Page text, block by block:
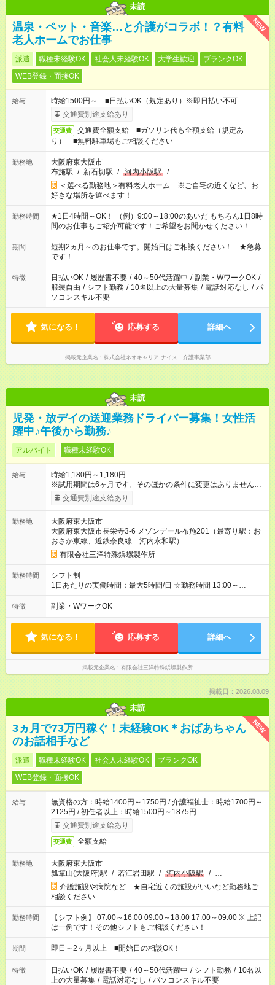
未読
NEW
温泉・ペット・音楽…と介護がコラボ！？有料
老人ホームでお仕事
派遣 職種未経験OK 社会人未経験OK 大学生歓迎
ブランクOK
WEB登録・面接OK
給与
時給1500円～ ■日払いOK（規定あり）※即日払い不可
交通費別途支給あり
交通費
交通費全額支給 ■ガソリン代も全額支給（規定あ
り） ■無料駐車場もご相談ください
勤務地
大阪府東大阪市
布施駅 / 新石切駅 / 河内小阪駅 / …
＜選べる勤務地＞有料老人ホーム ※ご自宅の近くなど、お
好きな場所を選べます！
勤務時間
★1日4時間～OK！ （例）9:00～18:00のあいだ もちろん1日8時
間のお仕事もご紹介可能です！ご希望をお聞かせください！★家
庭の都合でお休みが必要な場合も遠慮なくご相談ください。 ※
週最低15時間以上の勤務が必要です
期間
短期2ヵ月～のお仕事です。開始日はご相談ください！ ★急募
です！
特徴 日払いOK / 履歴書不要 / 40～50代活躍中 / 副業・WワークOK /
服装自由 / シフト勤務 / 10名以上の大量募集 / 電話対応なし / パ
ソコンスキル不要
気になる！ 応募する 詳細へ
掲載元企業名 株式会社ネオキャリア ナイス！介護事業部
未読
児発・放デイの送迎業務ドライバー募集！女性活
躍中♪午後から勤務♪
アルバイト 職種未経験OK
給与
時給1,180円～1,180円
※試用期間は6ヶ月です。そのほかの条件に変更はありません。
【試用期間】試用期間あり 試用期間の長さ：6ヶ月 雇用形態、
給与は本採用時と同じです。
交通費別途支給あり
勤務地
大阪府東大阪市
大阪府東大阪市長栄寺3-6 メゾンデール布施201（最寄り駅：お
おさか東線、近鉄奈良線 河内永和駅）
有限会社三洋特殊鋲螺製作所
勤務時間
シフト制
1日あたりの実働時間：最大5時間/日 ☆勤務時間 13:00～
18:00、週3日～5日入れる方 ・勤務時間・勤務曜日相談可能
特徴 副業・WワークOK
気になる！ 応募する 詳細へ
掲載元企業名 有限会社三洋特殊鋲螺製作所
掲載日：2026.08.09
未読
NEW
3ヵ月で73万円稼ぐ！未経験OK＊おばあちゃん
のお話相手など
派遣 職種未経験OK 社会人未経験OK
ブランクOK
WEB登録・面接OK
給与
無資格の方：時給1400円～1750円 / 介護福祉士：時給1700円～
2125円 / 初任者以上：時給1500円～1875円
交通費別途支給あり
交通費 全額支給
勤務地
大阪府東大阪市
瓢箪山(大阪府)駅 / 若江岩田駅 / 河内小阪駅 / …
介護施設や病院など ★自宅近くの施設がいいなど勤務地ご
相談ください
勤務時間
【シフト例】 07:00～16:00 09:00～18:00 17:00～09:00 ※ 上記
は一例です！その他シフトもご相談ください！
期間 即日～2ヶ月以上 ■開始日の相談OK！
特徴 日払いOK / 履歴書不要 / 40～50代活躍中 / シフト勤務 / 10名以
上の大量募集 / 電話対応なし / パソコンスキル不要